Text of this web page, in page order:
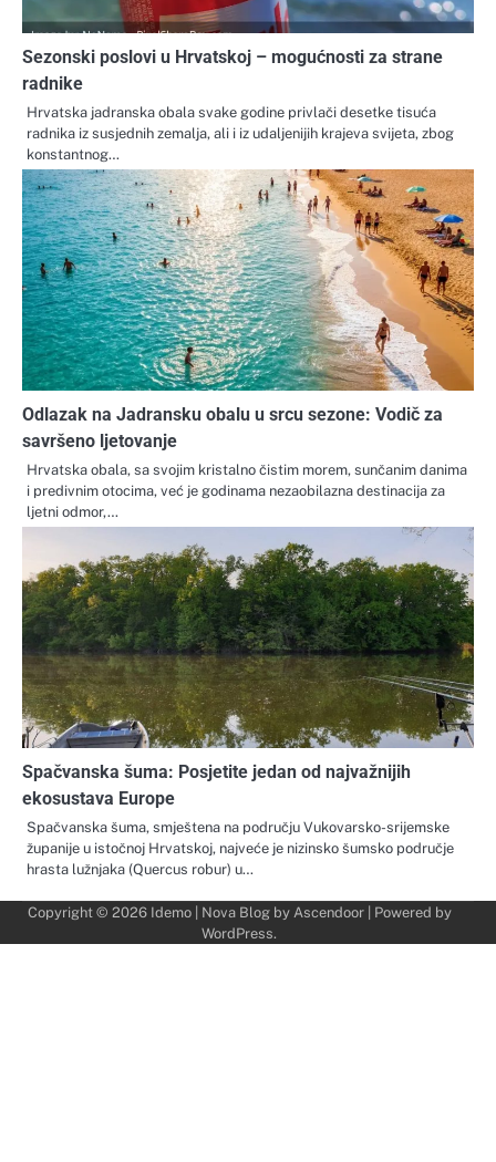
Sezonski poslovi u Hrvatskoj – mogućnosti za strane
radnike
Hrvatska jadranska obala svake godine privlači desetke tisuća
radnika iz susjednih zemalja, ali i iz udaljenijih krajeva svijeta, zbog
konstantnog…
Odlazak na Jadransku obalu u srcu sezone: Vodič za
savršeno ljetovanje
Hrvatska obala, sa svojim kristalno čistim morem, sunčanim danima
i predivnim otocima, već je godinama nezaobilazna destinacija za
ljetni odmor,…
Spačvanska šuma: Posjetite jedan od najvažnijih
ekosustava Europe
Spačvanska šuma, smještena na području Vukovarsko-srijemske
županije u istočnoj Hrvatskoj, najveće je nizinsko šumsko područje
hrasta lužnjaka (Quercus robur) u…
Copyright © 2026 Idemo| Nova Blog by Ascendoor| Powered by
WordPress.